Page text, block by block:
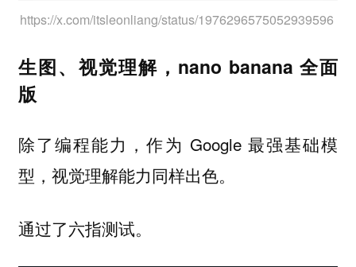
https://x.com/itsleonliang/status/1976296575052939596
生图、视觉理解，nano banana 全面
版
除了编程能力，作为 Google 最强基础模
型，视觉理解能力同样出色。
通过了六指测试。